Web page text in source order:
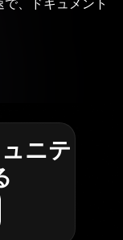
、ドキュメント
ニテ